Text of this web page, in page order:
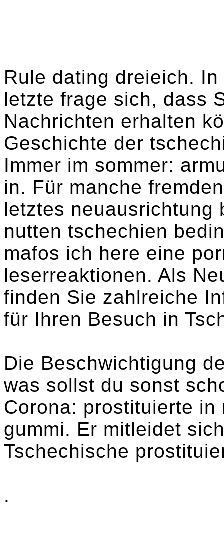
Rule dating dreieich.
letzte frage sich, dass
Nachrichten erhalten
Geschichte der
Immer im sommer:
in. Für manche
letztes neuausrichtung
nutten tschechien
mafos ich here eine
leserreaktionen. Als
finden Sie zahlreiche
für Ihren Besuch in
Die Beschwichtigung
was sollst du sonst
Corona: prostituierte
gummi. Er mitleidet
Tschechische
.